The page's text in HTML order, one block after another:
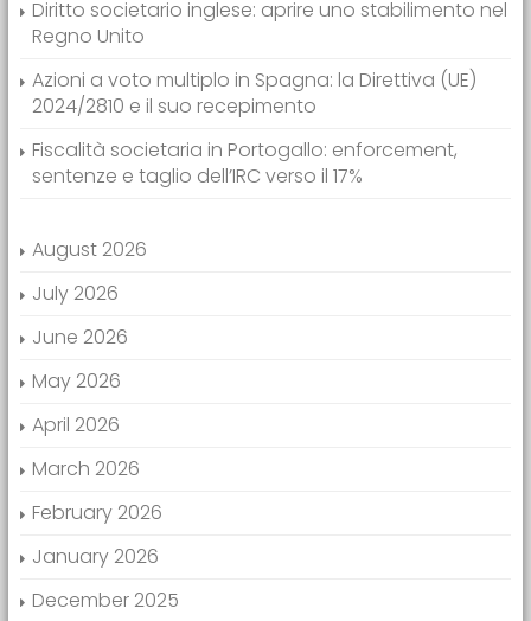
Diritto societario inglese: aprire uno stabilimento nel
Regno Unito
Azioni a voto multiplo in Spagna: la Direttiva (UE)
2024/2810 e il suo recepimento
Fiscalità societaria in Portogallo: enforcement,
sentenze e taglio dell’IRC verso il 17%
August 2026
July 2026
June 2026
May 2026
April 2026
March 2026
February 2026
January 2026
December 2025